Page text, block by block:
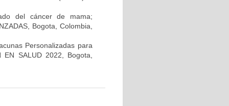
del cáncer de mama;
Bogota, Colombia,
Personalizadas para
SALUD 2022, Bogota,